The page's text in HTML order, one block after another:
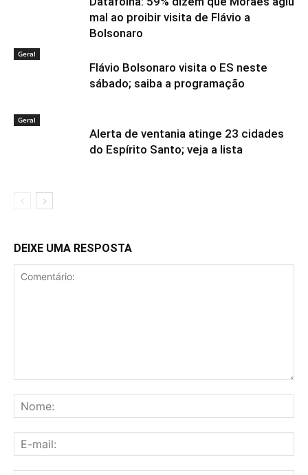
mal ao proibir visita de Flávio a
Bolsonaro
Geral
Flávio Bolsonaro visita o ES neste
sábado; saiba a programação
Geral
Alerta de ventania atinge 23 cidades
do Espírito Santo; veja a lista
DEIXE UMA RESPOSTA